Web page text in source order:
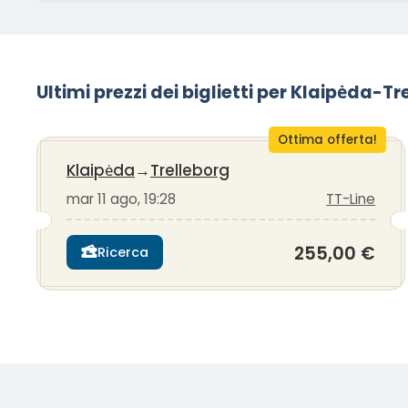
Ultimi prezzi dei biglietti per Klaipėda-
Ottima offerta!
Klaipėda→Trelleborg
mar 11 ago, 19:28 TT-Line
Ricerca 255,00 €